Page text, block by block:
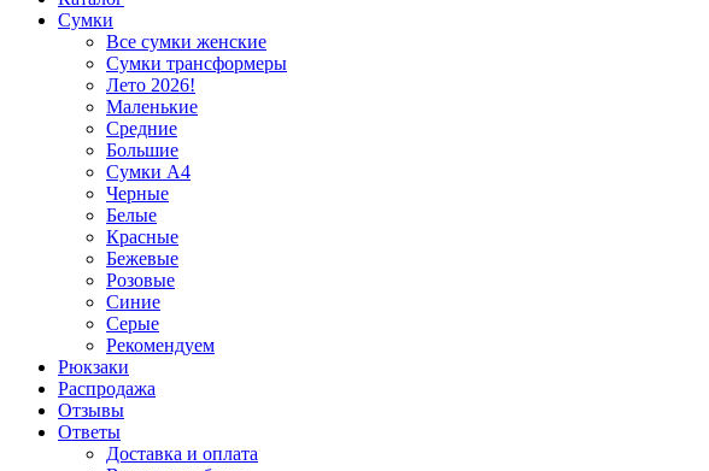
Сумки
Все сумки женские
Сумки трансформеры
Лето 2026!
Маленькие
Средние
Большие
Сумки А4
Черные
Белые
Красные
Бежевые
Розовые
Синие
Серые
Рекомендуем
Рюкзаки
Распродажа
Отзывы
Ответы
Доставка и оплата